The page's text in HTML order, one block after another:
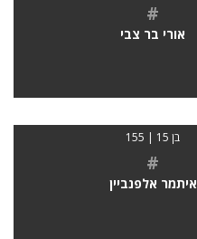
#
אורי בר צבי
בן 15 | 155
#
איתמר אלפנביין